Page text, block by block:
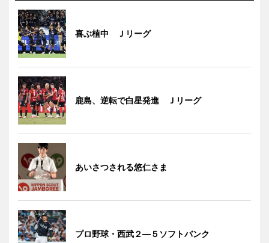
喜ぶ植中 Ｊリーグ
鹿島、逆転で白星発進 Ｊリーグ
あいさつされる悠仁さま
プロ野球・西武２―５ソフトバンク